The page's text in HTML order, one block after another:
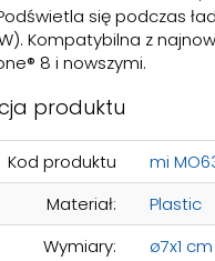
się podczas
Kompatybilna z
8 i nowszymi.
produktu
Kod produktu
mi
Materiał:
Plastic
Wymiary:
ø7x1 cm